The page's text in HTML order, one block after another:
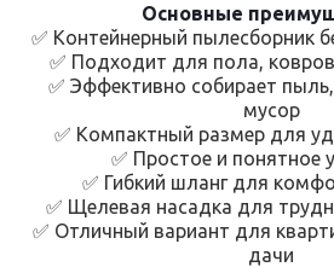
Основные
✅ Контейнерный пылесборник
✅ Подходит для пола,
✅ Эффективно собирает
мусор
✅ Компактный размер для
✅ Простое и понятное
✅ Гибкий шланг для
✅ Щелевая насадка для
✅ Отличный вариант для
дачи